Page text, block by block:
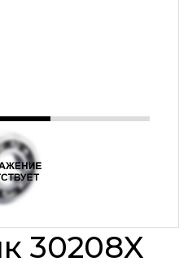
30208X